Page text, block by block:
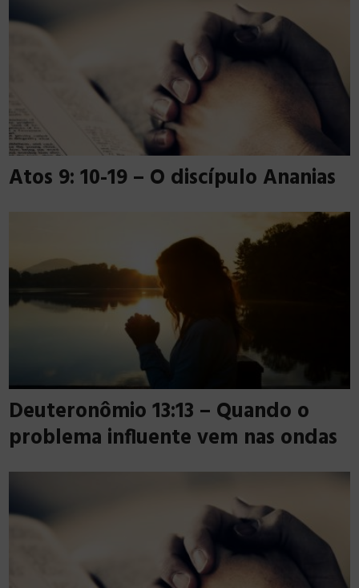
Atos 9: 10-19 – O discípulo Ananias
Deuteronômio 13:13 – Quando o
problema influente vem nas ondas